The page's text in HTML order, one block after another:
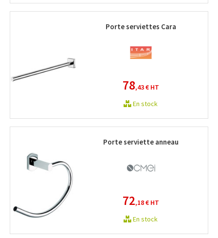
Porte serviettes Cara
78,43 €HT
En stock
Porte serviette anneau
72,18 €HT
En stock